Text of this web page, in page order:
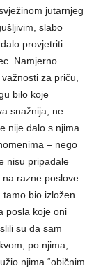
jutarnjeg
slabo
provjetriti.
Namjerno
za priču,
bilo koje
snažnija, ne
nije dalo s njima
– nego
nisu pripadale
razne poslove
bio izložen
posla koje oni
su da sam
po njima,
njima “običnim